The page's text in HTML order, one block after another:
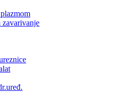
zavarivanje